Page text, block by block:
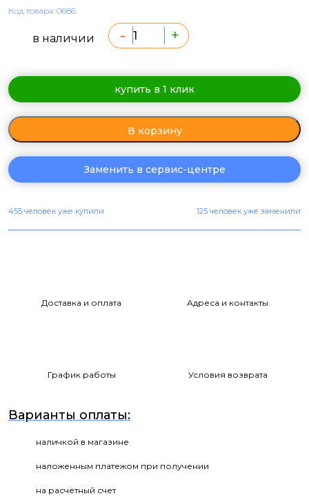
Код товара: 0686
в наличии - +
купить в 1 клик
В корзину
Заменить в сервис-центре
455 человек уже купили 125 человек уже заменили
Доставка и оплата Адреса и контакты
График работы Условия возврата
Варианты оплаты:
наличкой в магазине
наложенным платежом при получении
на расчётный счет